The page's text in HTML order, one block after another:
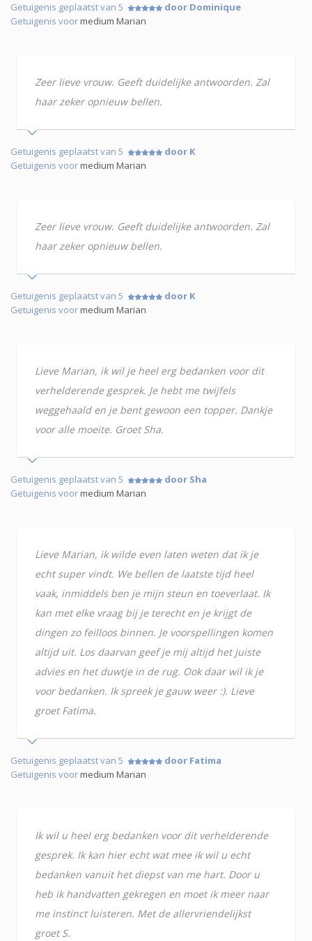
Getuigenis geplaatst van 5
door Dominique
Getuigenis voormedium Marian
Zeer lieve vrouw. Geeft duidelijke antwoorden. Zal
haar zeker opnieuw bellen.
Getuigenis geplaatst van 5
door K
Getuigenis voormedium Marian
Zeer lieve vrouw. Geeft duidelijke antwoorden. Zal
haar zeker opnieuw bellen.
Getuigenis geplaatst van 5
door K
Getuigenis voormedium Marian
Lieve Marian, ik wil je heel erg bedanken voor dit
verhelderende gesprek. Je hebt me twijfels
weggehaald en je bent gewoon een topper. Dankje
voor alle moeite. Groet Sha.
Getuigenis geplaatst van 5
door Sha
Getuigenis voormedium Marian
Lieve Marian, ik wilde even laten weten dat ik je
echt super vindt. We bellen de laatste tijd heel
vaak, inmiddels ben je mijn steun en toeverlaat. Ik
kan met elke vraag bij je terecht en je krijgt de
dingen zo feilloos binnen. Je voorspellingen komen
altijd uit. Los daarvan geef je mij altijd het juiste
advies en het duwtje in de rug. Ook daar wil ik je
voor bedanken. Ik spreek je gauw weer :). Lieve
groet Fatima.
Getuigenis geplaatst van 5
door Fatima
Getuigenis voormedium Marian
Ik wil u heel erg bedanken voor dit verhelderende
gesprek. Ik kan hier echt wat mee ik wil u echt
bedanken vanuit het diepst van me hart. Door u
heb ik handvatten gekregen en moet ik meer naar
me instinct luisteren. Met de allervriendelijkst
groet S.